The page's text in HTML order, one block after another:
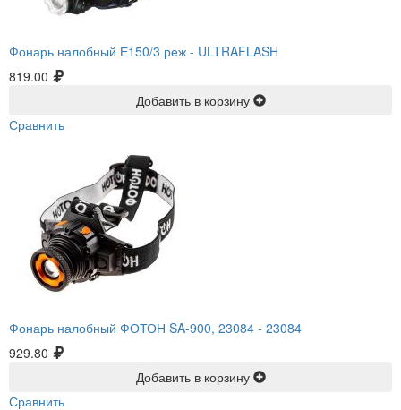
Фонарь налобный Е150/3 реж - ULTRAFLASH
819.00
Добавить в корзину
Сравнить
Фонарь налобный ФОТОН SA-900, 23084 - 23084
929.80
Добавить в корзину
Сравнить